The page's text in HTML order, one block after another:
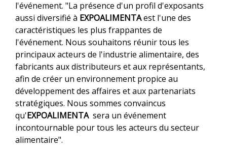
l'événement. "La présence d'un profil d'exposants
aussi diversifié à EXPOALIMENTAest l'une des
caractéristiques les plus frappantes de
l'événement. Nous souhaitons réunir tous les
principaux acteurs de l'industrie alimentaire, des
fabricants aux distributeurs et aux représentants,
afin de créer un environnement propice au
développement des affaires et aux partenariats
stratégiques. Nous sommes convaincus
qu'EXPOALIMENTA sera un événement
incontournable pour tous les acteurs du secteur
alimentaire".